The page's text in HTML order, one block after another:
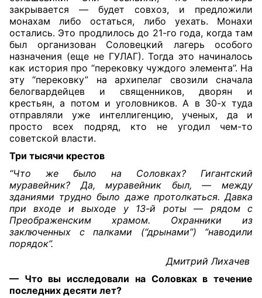
закрывается — будет совхоз, и предложили
монахам либо остаться, либо уехать. Монахи
остались. Это продлилось до 21-го года, когда там
был организован Соловецкий лагерь особого
назначения (еще не ГУЛАГ). Тогда это начиналось
как история про “перековку чуждого элемента”. На
эту “перековку” на архипелаг свозили сначала
белогвардейцев и священников, дворян и
крестьян, а потом и уголовников. А в 30-х туда
отправляли уже интеллигенцию, ученых, да и
просто всех подряд, кто не угодил чем-то
советской власти.
Три тысячи крестов
“Что же было на Соловках? Гигантский
муравейник? Да, муравейник был, — между
зданиями трудно было даже протолкаться. Давка
при входе и выходе у 13-й роты — рядом с
Преображенским храмом. Охранники из
заключенных с палками (“дрынами”) “наводили
порядок”.
Дмитрий Лихачев
— Что вы исследовали на Соловках в течение
последних десяти лет?